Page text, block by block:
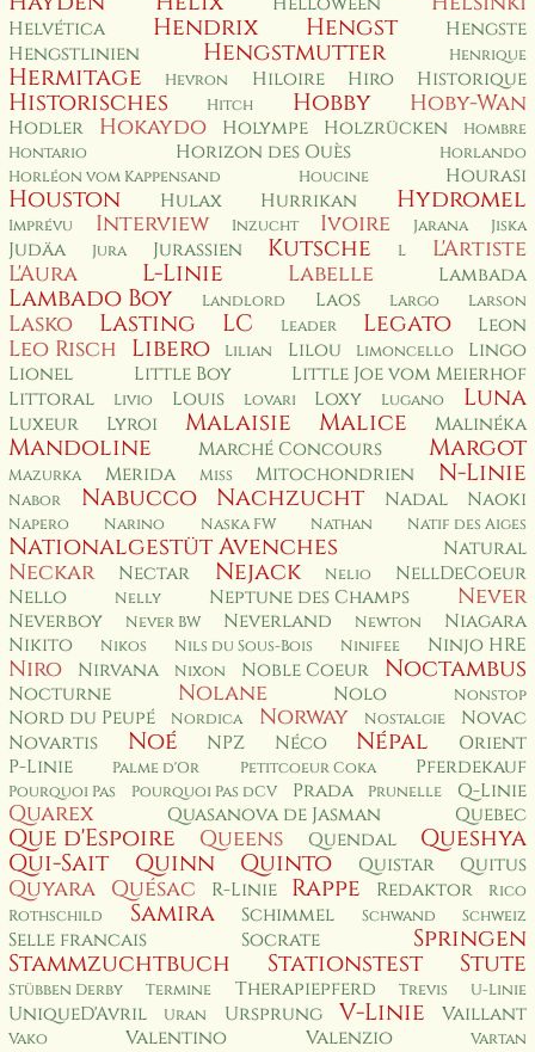
Helvética Hendrix Hengst
Hengste
Hengstlinien
Hengstmutter Henrique
Hermitage Hevron Hiloire Hiro Historique
Historisches Hitch Hobby Hoby-Wan
Hodler Hokaydo Holympe Holzrücken
Hombre
Hontario
Horizon des Ouès
Horlando
Horléon vom Kappensand
Houcine Hourasi
Houston Hulax Hurrikan Hydromel
Imprévu Interview Inzucht Ivoire Jarana Jiska
Judäa Jura Jurassien Kutsche L
L'Artiste
L'Aura
L-Linie Labelle Lambada
Lambado Boy Landlord Laos Largo Larson
Lasko Lasting LC Leader Legato Leon
Leo Risch Libero Lilian Lilou Limoncello
Lingo
Lionel
Little Boy
Little Joe vom Meierhof
Littoral
Livio Louis Lovari Loxy Lugano Luna
Luxeur Lyroi Malaisie Malice Malinéka
Mandoline Marché Concours Margot
Mazurka Merida Miss Mitochondrien N-Linie
Nabor Nabucco Nachzucht Nadal Naoki
Napero Narino Naska FW Nathan Natif des Aiges
Nationalgestüt Avenches Natural
Neckar Nectar Nejack Nelio
NellDeCoeur
Nello
Nelly Neptune des Champs Never
Neverboy Never BW Neverland Newton
Niagara
Nikito
Nikos Nils du Sous-Bois Ninifee Ninjo HRE
Niro Nirvana Nixon Noble Coeur Noctambus
Nocturne Nolane Nolo Nonstop
Nord du Peupé Nordica Norway Nostalgie
Novac
Novartis
Noé NPZ Néco Népal
Orient
P-Linie
Palme d'Or Petitcoeur Coka Pferdekauf
Pourquoi Pas Pourquoi Pas dCV Prada Prunelle Q-Linie
Quarex Quasanova de Jasman Quebec
Que d'Espoire Queens Quendal
Queshya
Qui-Sait
Quinn Quinto Quistar Quitus
Quyara Quésac R-Linie Rappe Redaktor
Rico
Rothschild
Samira Schimmel Schwand Schweiz
Selle francais Socrate
Springen
Stammzuchtbuch
Stationstest Stute
Stübben Derby Termine Therapiepferd Trevis U-Linie
UniqueD'Avril Uran Ursprung V-Linie Vaillant
Vako Valentino Valenzio Vartan